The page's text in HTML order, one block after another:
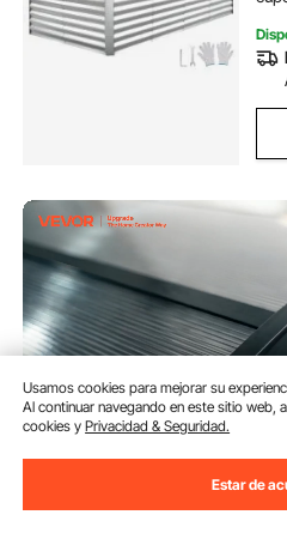
Usamos cookies para mejorar su
Al continuar navegando en este sitio web,
cookies yPrivacidad & Seguridad.
Estar de